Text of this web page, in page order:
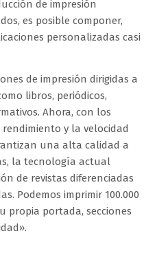
de impresión
es posible componer,
personalizadas casi
de impresión dirigidas a
libros, periódicos,
Ahora, con los
y la velocidad
una alta calidad a
la tecnología actual
de revistas diferenciadas
Podemos imprimir 100.000
propia portada, secciones